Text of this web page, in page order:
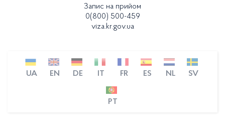
Запис на прийом
0(800) 500-459
viza.kr.gov.ua
UA EN DE IT FR ES NL SV
PT